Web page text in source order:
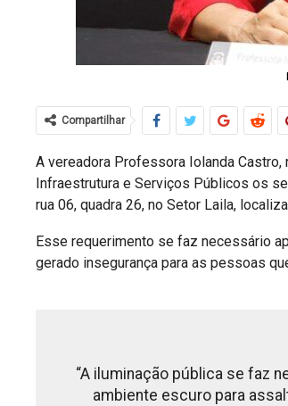
Compartilhar
A vereadora Professora Iolanda
Infraestrutura e Serviços Públicos os
rua 06, quadra 26, no Setor Laila,
Esse requerimento se faz necessário
gerado insegurança para as pessoas
“A iluminação pública se faz
ambiente escuro para